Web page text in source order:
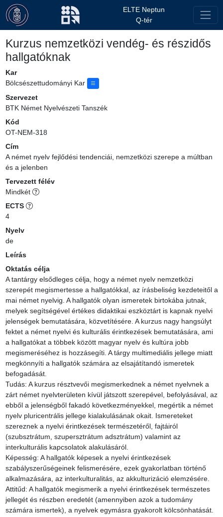
ELTE Neptun
Q-tér
Kurzus nemzetközi vendég- és részidős
hallgatóknak
Kar
Bölcsészettudományi Kar
Szervezet
BTK Német Nyelvészeti Tanszék
Kód
OT-NEM-318
Cím
A német nyelv fejlődési tendenciái, nemzetközi szerepe a múltban
és a jelenben
Tervezett félév
Mindkét
ECTS
4
Nyelv
de
Leírás
Oktatás célja
A tantárgy elsődleges célja, hogy a német nyelv nemzetközi
szerepét megismertesse a hallgatókkal, az írásbeliség kezdeteitől a
mai német nyelvig. A hallgatók olyan ismeretek birtokába jutnak,
melyek segítségével értékes didaktikai eszköztárt is kapnak nyelvi
jelenségek bemutatására, közvetítésére. A kurzus nagy hangsúlyt
fektet a német nyelvi és kulturális érintkezések bemutatására, ami
a hallgatókat a többek között magyar nyelv és kultúra jobb
megismeréséhez is hozzásegíti. A tárgy multimediális jellege miatt
megkönnyíti a hallgatók számára az elsajátítandó ismeretek
befogadását.
Tudás: A kurzus résztvevői megismerkednek a német nyelvnek a
zárt német nyelvterületen kívül játszott szerepével, befolyásával, az
ebből a jelenségből fakadó következményekkel, megértik a német
nyelv pluricentrális jellege kialakulásának okait. Ismereteket
szereznek a nyelvi érintkezések természetéről, fajtáiról
(szubsztrátum, szupersztrátum adsztrátum) valamint az
interkulturális kapcsolatok alakulásáról.
Képesség: A hallgatók képesek a nyelvi érintkezések
szabályszerűségeinek felismerésére, ezek gyakorlatban történő
alkalmazására, az interkulturalitás, az akkulturizáció elemzésére.
Attitűd: A hallgatók megismerik a nyelvi érintkezések természetes
jellegét és részben eredetét (amennyiben azok a tudomány
számára ismertek), a nyelvek egymásra gyakorolt kölcsönhatását.